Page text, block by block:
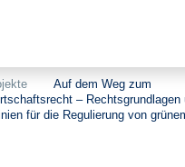
Auf dem Weg zum
– Rechtsgrundlagen
für die Regulierung von